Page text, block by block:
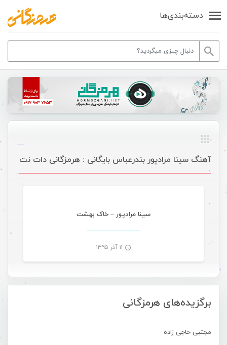
دسته‌بندی‌ها
برگزیده‌های هرمزگانی
مجتبی حاجی زاده
آهنگ سینا مرادپور بندرعباس بایگانی : هرمزگانی دات نت
سینا مرادپور – خاک بهشت
۱۱ آذر ۱۳۹۵